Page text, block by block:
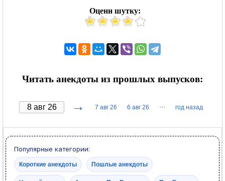
Оцени шутку:
Читать анекдоты из прошлых выпусков:
→ 7 авг 26 6 авг 26 ··· год назад
Популярные категории:
Короткие анекдоты Пошлые анекдоты